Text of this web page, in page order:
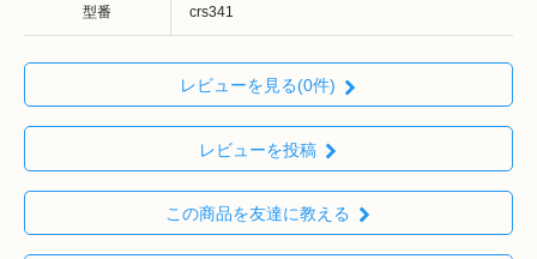
型番 crs341
レビューを見る(0件)
レビューを投稿
この商品を友達に教える